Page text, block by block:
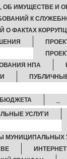
ИМУЩЕСТВЕ И
К
О ФАКТАХ
НПА
УСЛУГИ
МУНИЦИПАЛЬНЫХ